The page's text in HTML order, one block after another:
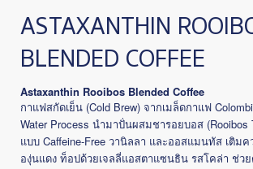
ASTAXANTHIN
BLENDED COFFEE
Astaxanthin Rooibos Blended Coffee
กาแฟสกัดเย็น (Cold Brew) จากเมล็ดกาแฟ
Water Process นำมาปั่นผสมชารอยบอส (Rooibos
แบบ Caffeine-Free วานิลลา และออสแมนทัส เติม
องุ่นแดง ท็อปด้วยเจลลี่แอสตาแซนธิน รสโคล่า ช่วย